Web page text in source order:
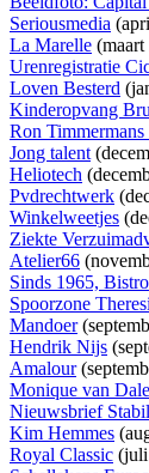
Seriousmedia
La Marelle
Urenregistratie
Loven Besterd
Kinderopvang
Ron
Jong talent
Heliotech
Pvdrechtwerk
Winkelweetjes
Ziekte
Atelier66
Sinds 1965, Bistro
Spoorzone
Mandoer
Hendrik Nijs
Amalour
Monique van
Nieuwsbrief
Kim Hemmes
Royal Classic